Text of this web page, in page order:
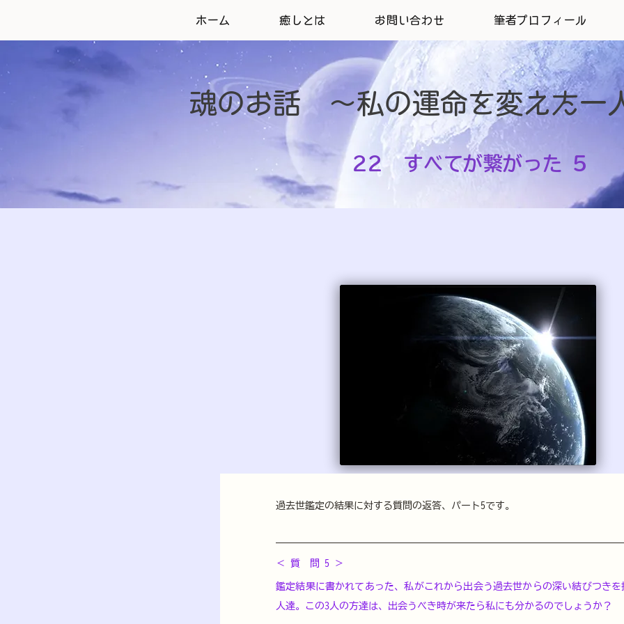
ホーム 癒しとは お問い合わせ 筆者プロフィール
魂のお話 ～私の運命を変えた一
22 すべてが繋がった ５
過去世鑑定の結果に対する質問の返答、パート5です。
＜ 質　問 5 ＞
鑑定結果に書かれてあった、私がこれから出会う過去世からの深い結びつきを
人達。この3人の方達は、出会うべき時が来たら私にも分かるのでしょうか？